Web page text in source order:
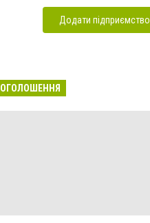
Додати підприємство
ОГОЛОШЕННЯ